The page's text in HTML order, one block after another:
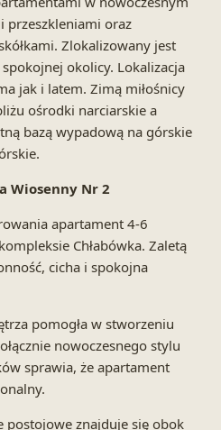
przeszkleniami oraz
Zlokalizowany jest
okolicy. Lokalizacja
jak i latem. Zimą miłośnicy
ośrodki narciarskie a
bazą wypadową na górskie
Wiosenny Nr 2
apartament 4-6
Chłabówka. Zaletą
cicha i spokojna
pomogła w stworzeniu
nowoczesnego stylu
sprawia, że apartament
postojowe znajduje się obok